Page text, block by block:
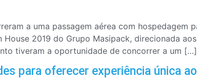
a uma passagem aérea com hospedagem
2019 do Grupo Masipack, direcionada
tiveram a oportunidade de concorrer a um […]
para oferecer experiência única